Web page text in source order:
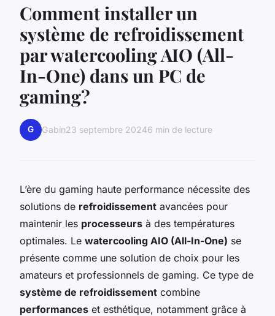
Comment installer un
système de refroidissement
par watercooling AIO (All-
In-One) dans un PC de
gaming?
G Gabin23 septembre 20246 min de lecture
L’ère du gaming haute performance nécessite des
solutions de refroidissement avancées pour
maintenir les processeurs à des températures
optimales. Le watercooling AIO (All-In-One) se
présente comme une solution de choix pour les
amateurs et professionnels de gaming. Ce type de
système de refroidissement combine
performances et esthétique, notamment grâce à